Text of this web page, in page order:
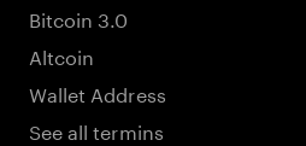
Bitcoin 3.0
Altcoin
Wallet Address
See all termins